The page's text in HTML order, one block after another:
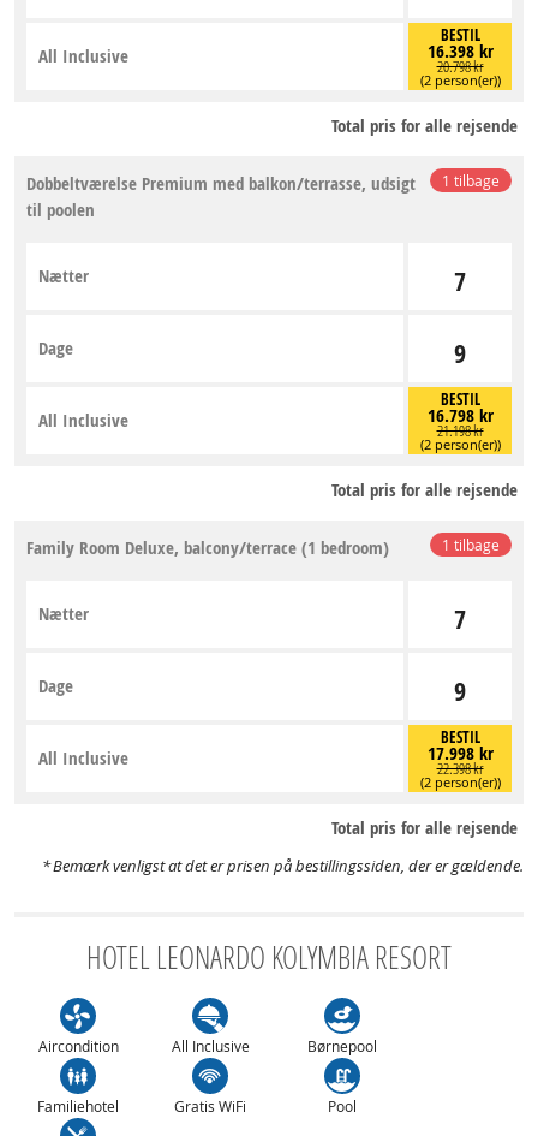
BESTIL
16.398 kr
20.798 kr
(2 person(er))
All Inclusive
Total pris for alle rejsende
1 tilbage
Dobbeltværelse Premium med balkon/terrasse, udsigt
til poolen
7
Nætter
9
Dage
BESTIL
16.798 kr
21.198 kr
(2 person(er))
All Inclusive
Total pris for alle rejsende
1 tilbage
Family Room Deluxe, balcony/terrace (1 bedroom)
7
Nætter
9
Dage
BESTIL
17.998 kr
22.398 kr
(2 person(er))
All Inclusive
Total pris for alle rejsende
Bemærk venligst at det er prisen på bestillingssiden, der er gældende.
HOTEL LEONARDO KOLYMBIA RESORT
Aircondition All Inclusive Børnepool
Familiehotel Gratis WiFi Pool